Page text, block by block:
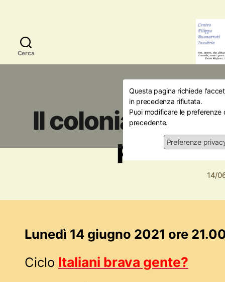
Cerca
Questa pagina richiede
in precedenza rifiutata.
Puoi modificare le
precedente.
Preferenze
Iniziative Libri
Il colonialismo
passato
14/
Lunedì 14 giugno 2021 ore
Ciclo Italiani brava gente?